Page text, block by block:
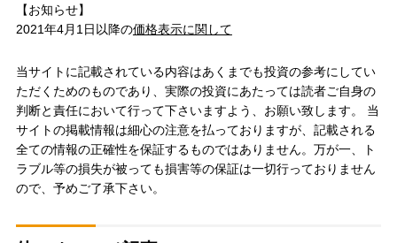
【お知らせ】
2021年4月1日以降の価格表示に関して
当サイトに記載されている内容はあくまでも投資の参考にしてい
ただくためのものであり、実際の投資にあたっては読者ご自身の
判断と責任において行って下さいますよう、お願い致します。 当
サイトの掲載情報は細心の注意を払っておりますが、記載される
全ての情報の正確性を保証するものではありません。万が一、ト
ラブル等の損失が被っても損害等の保証は一切行っておりません
ので、予めご了承下さい。